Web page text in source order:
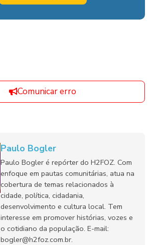
Comunicar erro
Paulo Bogler
Paulo Bogler é repórter do H2FOZ. Com
enfoque em pautas comunitárias, atua na
cobertura de temas relacionados à
cidade, política, cidadania,
desenvolvimento e cultura local. Tem
interesse em promover histórias, vozes e
o cotidiano da população. E-mail:
bogler@h2foz.com.br.